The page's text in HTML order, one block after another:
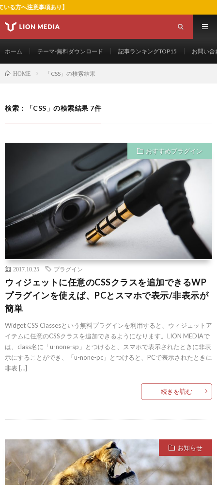
項あり】
ホーム テーマ-無料ダウンロード 記事ランキングTOP15 お問い合
HOME 「CSS」の検索結果
検索：「CSS」の検索結果 7件
おすすめプラグイン
2017.10.25 プラグイン
ウィジェットに任意のCSSクラスを追加できるWP
プラグインを使えば、PCとスマホで表示/非表示が
簡単
Widget CSS Classesという無料プラグインを利用すると、ウィジェットア
イテムに任意のCSSクラスを追加できるようになります。LION MEDIAで
は、class名に「u-none-sp」とつけると、スマホで表示されたときに非表
示にすることができ、「u-none-pc」とつけると、PCで表示されたときに
非表 […]
続きを読む
お知らせ